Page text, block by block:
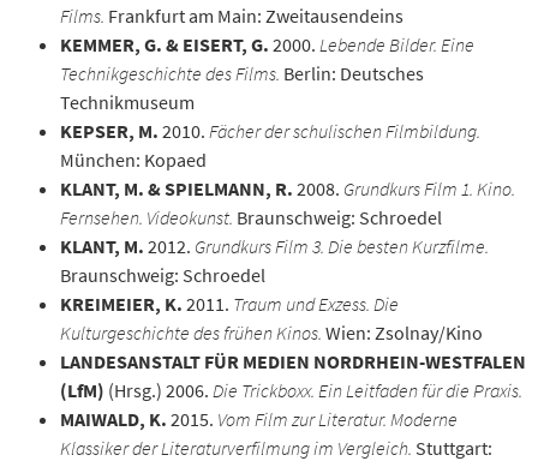
Films. Frankfurt am Main: Zweitausendeins
KEMMER, G. & EISERT, G. 2000. Lebende Bilder. Eine
Technikgeschichte des Films. Berlin: Deutsches
Technikmuseum
KEPSER, M. 2010. Fächer der schulischen Filmbildung.
München: Kopaed
KLANT, M. & SPIELMANN, R. 2008. Grundkurs Film 1. Kino.
Fernsehen. Videokunst. Braunschweig: Schroedel
KLANT, M. 2012. Grundkurs Film 3. Die besten Kurzfilme.
Braunschweig: Schroedel
KREIMEIER, K. 2011. Traum und Exzess. Die
Kulturgeschichte des frühen Kinos. Wien: Zsolnay/Kino
LANDESANSTALT FÜR MEDIEN NORDRHEIN-WESTFALEN
(LfM) (Hrsg.) 2006. Die Trickboxx. Ein Leitfaden für die Praxis.
MAIWALD, K. 2015. Vom Film zur Literatur. Moderne
Klassiker der Literaturverfilmung im Vergleich. Stuttgart: